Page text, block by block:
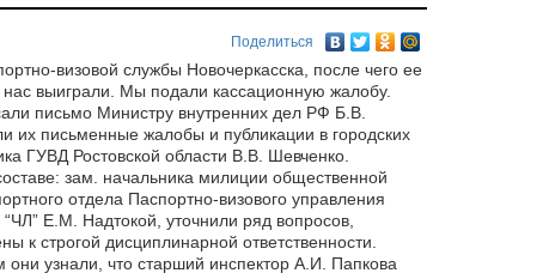
Поделиться
визовой службы Новочеркасска, после чего ее
выиграли. Мы подали кассационную жалобу.
письмо Министру внутренних дел РФ Б.В.
их письменные жалобы и публикации в городских
ГУВД Ростовской области В.В. Шевченко.
зам. начальника милиции общественной
отдела Паспортно-визового управления
Е.М. Надтокой, уточнили ряд вопросов,
к строгой дисциплинарной ответственности.
узнали, что старший инспектор А.И. Папкова